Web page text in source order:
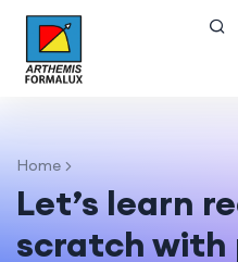
Home
Let’s learn
scratch with